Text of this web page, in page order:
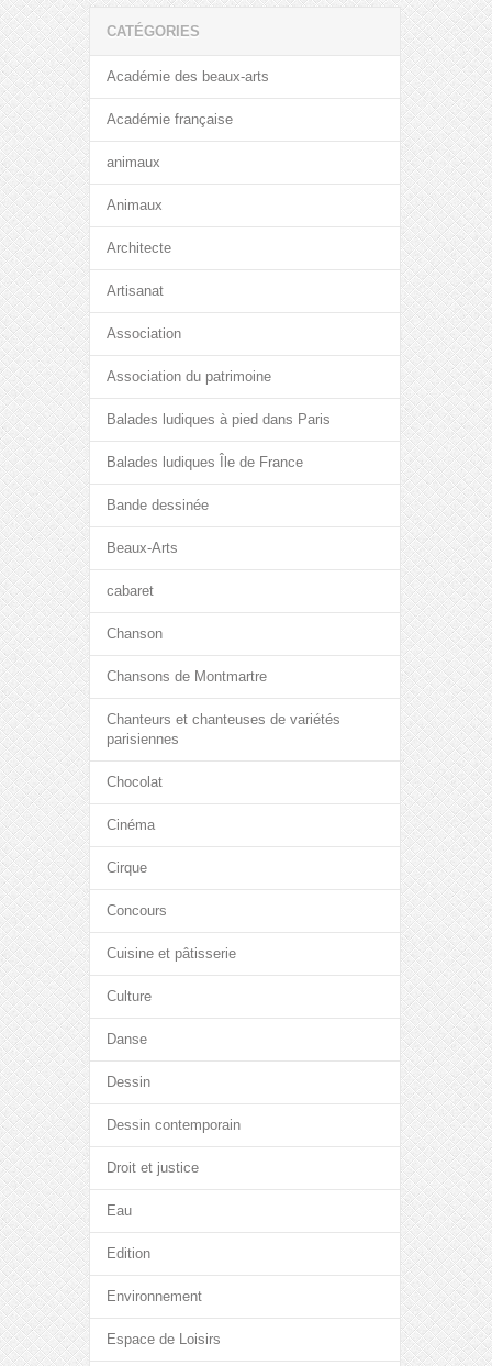
CATÉGORIES
Académie des beaux-arts
Académie française
animaux
Animaux
Architecte
Artisanat
Association
Association du patrimoine
Balades ludiques à pied dans Paris
Balades ludiques Île de France
Bande dessinée
Beaux-Arts
cabaret
Chanson
Chansons de Montmartre
Chanteurs et chanteuses de variétés
parisiennes
Chocolat
Cinéma
Cirque
Concours
Cuisine et pâtisserie
Culture
Danse
Dessin
Dessin contemporain
Droit et justice
Eau
Edition
Environnement
Espace de Loisirs